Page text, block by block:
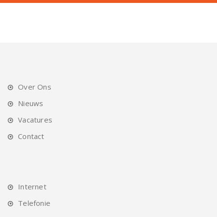
Over Ons
Nieuws
Vacatures
Contact
Internet
Telefonie